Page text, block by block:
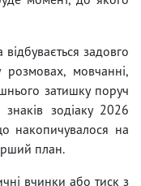
задовго
мовчанні,
затишку поруч
зодіаку 2026
накопичувалося на
план.
вчинки або тиск з